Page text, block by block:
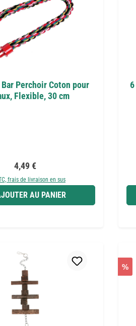
Perchoir Coton pour
Flexible, 30 cm
Prix régulier :
4,49 €
frais de livraison en sus
AU PANIER
%